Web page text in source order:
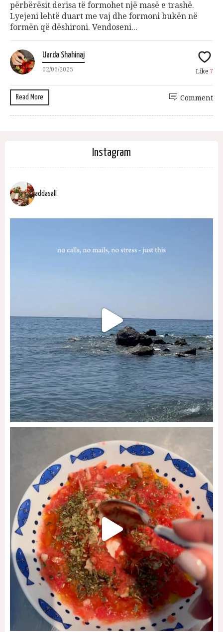
përbërësit derisa të formohet një masë e trashë.
Lyejeni lehtë duart me vaj dhe formoni bukën në
formën që dëshironi. Vendoseni...
Uarda Shahinaj
02/06/2025 Like 7
Read More Comment
Instagram
addasall